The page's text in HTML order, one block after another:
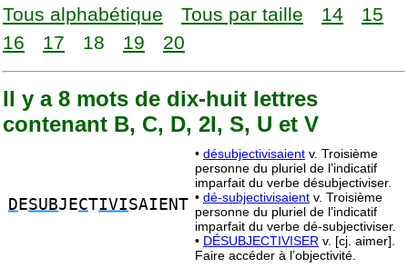
Tous alphabétique Tous par taille 14
15
16
17 18 19 20
Il y a 8 mots de dix-huit lettres
contenant B, C, D, 2I, S, U et V
D ESUBJECTIVISAIENT
• désubjectivisaient v. Troisième
personne du pluriel de l’indicatif
imparfait du verbe désubjectiviser.
• dé-subjectivisaient v. Troisième
personne du pluriel de l’indicatif
imparfait du verbe dé-subjectiviser.
• DÉSUBJECTIVISER v. [cj. aimer].
Faire accéder à l’objectivité.